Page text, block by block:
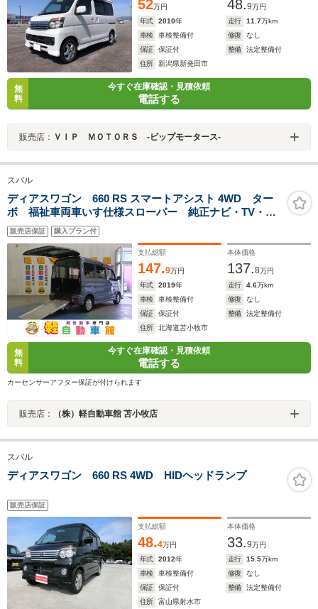
52万円 48.9万円
年式
2010年 走行 11.7万km
車検
車検整備付 修復
なし
保証
保証付 整備
法定整備付
住所
新潟県新発田市
無
料
今すぐ在庫確認・見積依頼
電話する
販売店： ＶＩＰ ＭＯＴＯＲＳ ‐ビップモータース‐
スバル
ディアスワゴン 660 RS スマートアシスト 4WD ター
ボ 福祉車両車いす仕様スローパー 純正ナビ・TV・バ
ックモニター 衝突軽減ブレーキ Bluetooth ドライブ
レコーダー ETC
販売店保証 購入プラン付
支払総額
147.9万円
本体価格
137.8万円
年式
2019年 走行 4.6万km
車検
車検整備付 修復
なし
保証
保証付 整備
法定整備付
住所
北海道苫小牧市
無
料
今すぐ在庫確認・見積依頼
電話する
カーセンサーアフター保証が付けられます
販売店： （株）軽自動車館 苫小牧店
スバル
ディアスワゴン 660 RS 4WD HIDヘッドランプ
販売店保証
支払総額
48.4万円
本体価格
33.9万円
年式
2012年 走行 15.5万km
車検
車検整備付 修復
なし
保証
保証付 整備
法定整備付
住所
富山県射水市